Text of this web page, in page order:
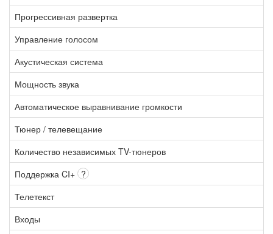
Прогрессивная развертка
Управление голосом
Акустическая система
Мощность звука
Автоматическое выравнивание громкости
Тюнер / телевещание
Количество независимых TV-тюнеров
Поддержка CI+ ?
Телетекст
Входы